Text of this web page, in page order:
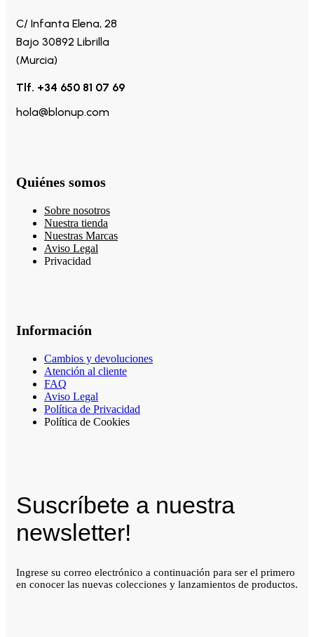
C/ Infanta Elena, 28
Bajo 30892 Librilla
(Murcia)
Tlf. +34 650 81 07 69
hola@blonup.com
Quiénes somos
Sobre nosotros
Nuestra tienda
Nuestras Marcas
Aviso Legal
Privacidad
Información
Cambios y devoluciones
Atención al cliente
FAQ
Aviso Legal
Política de Privacidad
Política de Cookies
Suscríbete a nuestra
newsletter!
Ingrese su correo electrónico a continuación para ser el primero
en conocer las nuevas colecciones y lanzamientos de productos.